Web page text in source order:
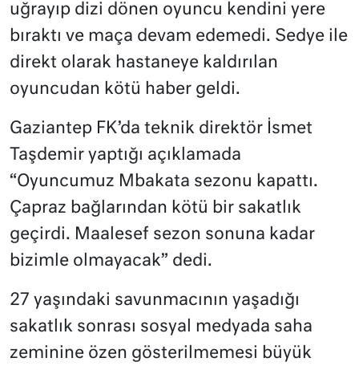
uğrayıp dizi dönen oyuncu kendini yere
bıraktı ve maça devam edemedi. Sedye ile
direkt olarak hastaneye kaldırılan
oyuncudan kötü haber geldi.
Gaziantep FK’da teknik direktör İsmet
Taşdemir yaptığı açıklamada
“Oyuncumuz Mbakata sezonu kapattı.
Çapraz bağlarından kötü bir sakatlık
geçirdi. Maalesef sezon sonuna kadar
bizimle olmayacak” dedi.
27 yaşındaki savunmacının yaşadığı
sakatlık sonrası sosyal medyada saha
zeminine özen gösterilmemesi büyük